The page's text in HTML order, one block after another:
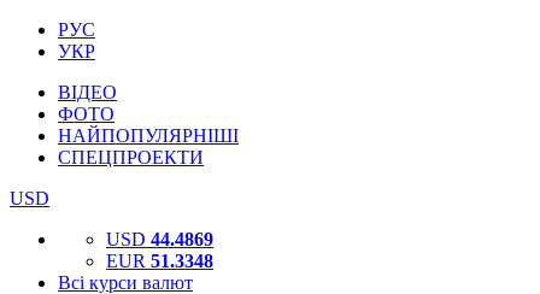
РУС
УКР
ВІДЕО
ФОТО
НАЙПОПУЛЯРНІШІ
СПЕЦПРОЕКТИ
USD
USD 44.4869
EUR 51.3348
Всі курси валют